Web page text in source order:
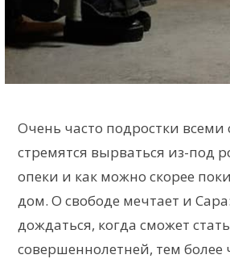
Очень часто подростки всеми
стремятся вырваться из-под
опеки и как можно скорее
дом. О свободе мечтает и
дождаться, когда сможет стать
совершеннолетней, тем более